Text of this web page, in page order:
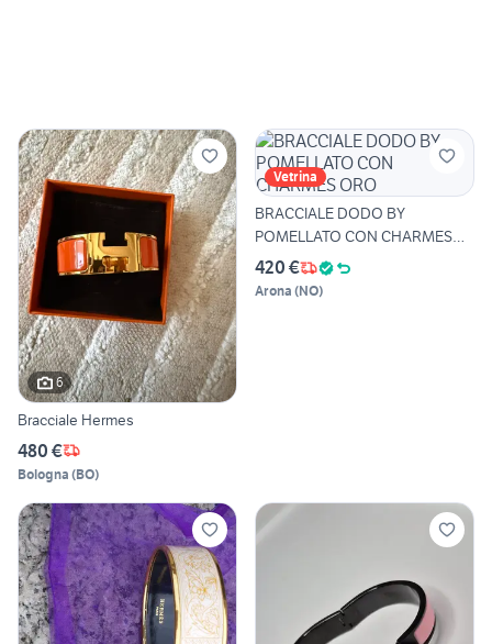
6
Bracciale Hermes
480 €
Bologna (BO)
Vetrina
BRACCIALE DODO BY
POMELLATO CON CHARMES
ORO
420 €
Arona (NO)